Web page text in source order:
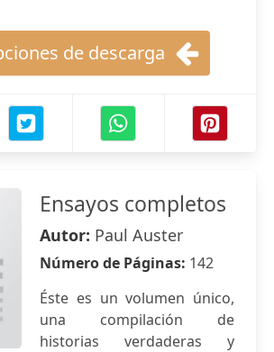
de descarga
Ensayos completos
Autor: Paul Auster
Número de Páginas: 142
Éste es un volumen único,
una compilación de
historias verdaderas y